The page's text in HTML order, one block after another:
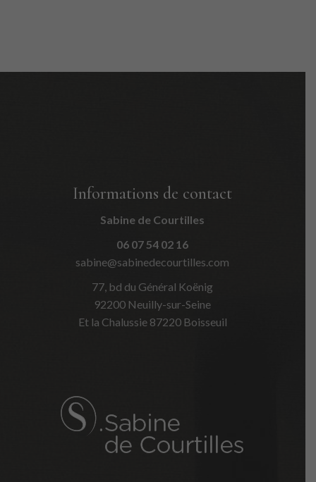
Informations de contact
Sabine de Courtilles
06 07 54 02 16
sabine@sabinedecourtilles.com
77, bd du Général Koënig
92200 Neuilly-sur-Seine
Et la Chalussie 87220 Boisseuil